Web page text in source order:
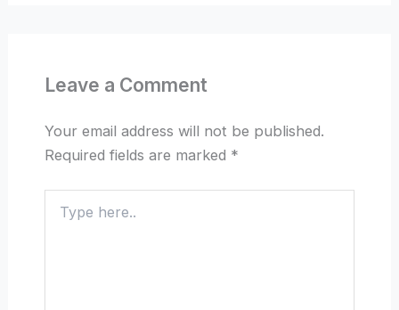
Leave a Comment
Your email address will not be published.
Required fields are marked *
here..